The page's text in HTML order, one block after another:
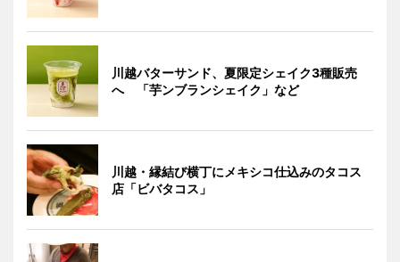
川越バターサンド、夏限定シェイク3種販売
へ 「芋ンブランシェイク」など
川越・縁結び横丁にメキシコ仕込みのタコス
店「ビバタコス」